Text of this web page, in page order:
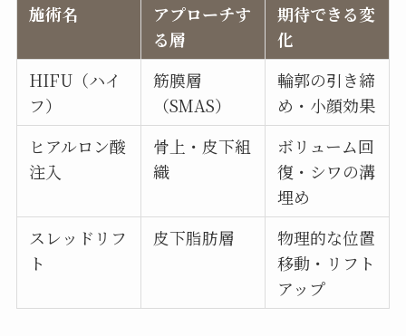
施術名
アプローチす
る層
期待できる変
化
HIFU（ハイ
フ）
筋膜層
（SMAS）
輪郭の引き締
め・小顔効果
ヒアルロン酸
注入
骨上・皮下組
織
ボリューム回
復・シワの溝
埋め
スレッドリフ
ト
皮下脂肪層
物理的な位置
移動・リフト
アップ